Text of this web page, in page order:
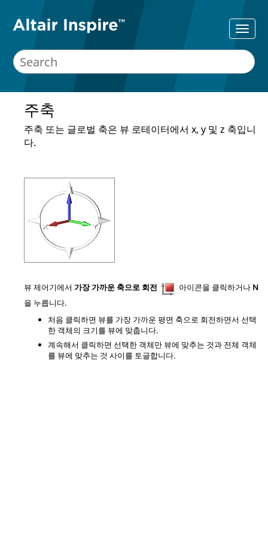
주축
주축 또는 글로벌 축은 뷰 로테이터에서 x, y 및 z 축입니
다.
뷰 제어기에서 가장 가까운 축으로 회전 아이콘을 클릭하거나 N
을 누릅니다.
처음 클릭하면 뷰를 가장 가까운 평면 축으로 회전하면서 선택
한 객체의 크기를 뷰에 맞춥니다.
계속해서 클릭하면 선택한 객체만 뷰에 맞추는 것과 전체 객체
를 뷰에 맞추는 것 사이를 토글합니다.